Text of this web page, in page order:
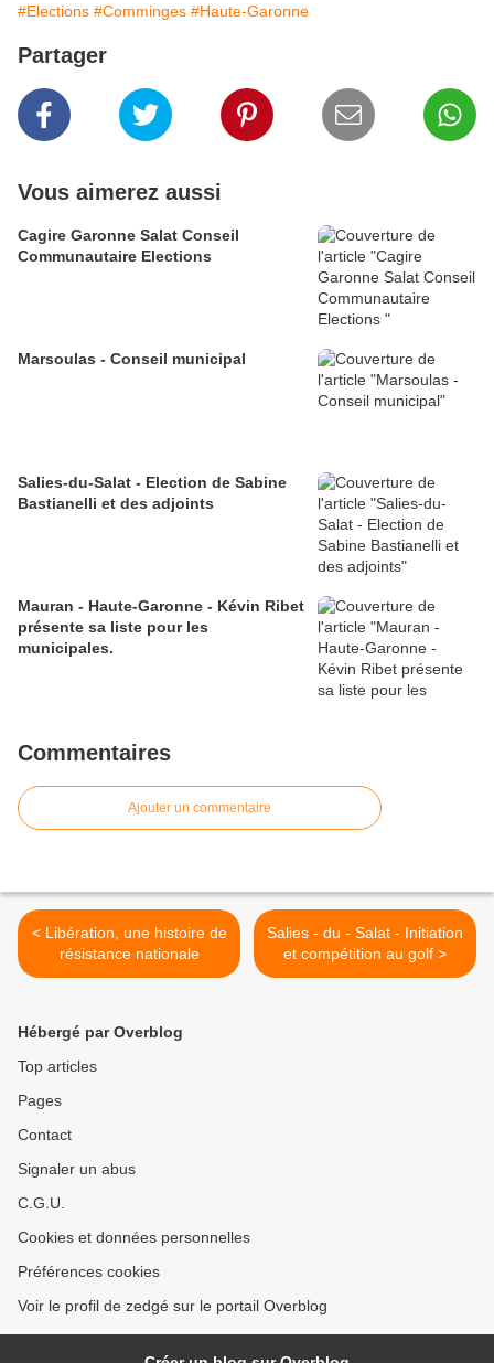
#Elections #Comminges #Haute-Garonne
Partager
Vous aimerez aussi
Cagire Garonne Salat Conseil
Communautaire Elections
Marsoulas - Conseil municipal
Salies-du-Salat - Election de Sabine
Bastianelli et des adjoints
Mauran - Haute-Garonne - Kévin Ribet
présente sa liste pour les
municipales.
Commentaires
Ajouter un commentaire
< Libération, une histoire de
résistance nationale
Salies - du - Salat - Initiation
et compétition au golf >
Hébergé par Overblog
Top articles
Pages
Contact
Signaler un abus
C.G.U.
Cookies et données personnelles
Préférences cookies
Voir le profil de zedgé sur le portail Overblog